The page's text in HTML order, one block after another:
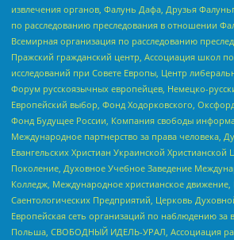
извлечения органов, Фалунь Дафа, Друзья
по расследованию преследования в отношении
Всемирная организация по расследованию
Пражский гражданский центр, Ассоциация школ
исследований при Совете Европы, Центр
Форум русскоязычных европейцев, Немецко-
Европейский выбор, Фонд Ходорковского,
Фонд Будущее России, Компания свободы
Международное партнерство за права человека,
Евангельских Христиан Украинской Христианской
Поколение, Духовное Учебное Заведение
Колледж, Международное христианское
Саентологических Предприятий, Церковь
Европейская сеть организаций по наблюдению за
Польша, СВОБОДНЫЙ ИДЕЛЬ-УРАЛ, Ассоциация